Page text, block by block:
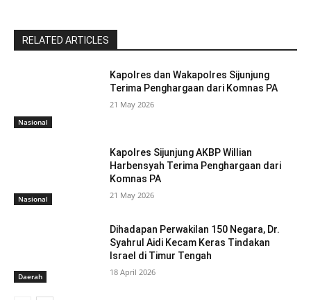
RELATED ARTICLES
Nasional
Kapolres dan Wakapolres Sijunjung
Terima Penghargaan dari Komnas PA
21 May 2026
Nasional
Kapolres Sijunjung AKBP Willian
Harbensyah Terima Penghargaan dari
Komnas PA
21 May 2026
Daerah
Dihadapan Perwakilan 150 Negara, Dr.
Syahrul Aidi Kecam Keras Tindakan
Israel di Timur Tengah
18 April 2026